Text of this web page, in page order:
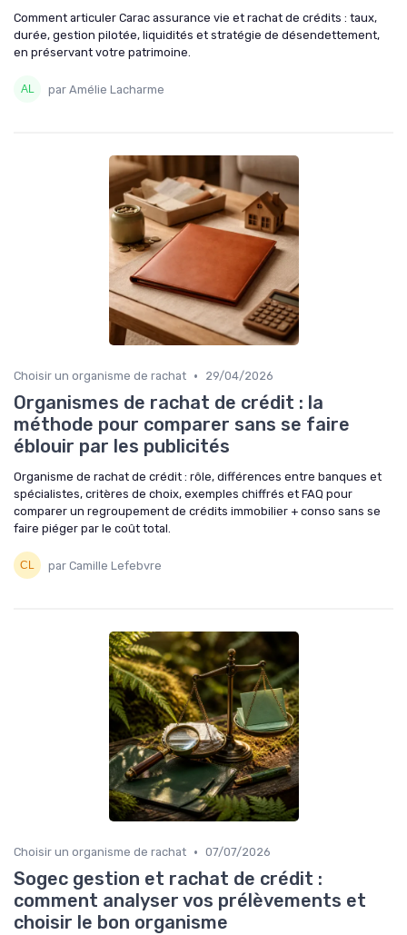
Comment articuler Carac assurance vie et rachat de crédits : taux,
durée, gestion pilotée, liquidités et stratégie de désendettement,
en préservant votre patrimoine.
par Amélie Lacharme
Choisir un organisme de rachat • 29/04/2026
Organismes de rachat de crédit : la
méthode pour comparer sans se faire
éblouir par les publicités
Organisme de rachat de crédit : rôle, différences entre banques et
spécialistes, critères de choix, exemples chiffrés et FAQ pour
comparer un regroupement de crédits immobilier + conso sans se
faire piéger par le coût total.
par Camille Lefebvre
Choisir un organisme de rachat • 07/07/2026
Sogec gestion et rachat de crédit :
comment analyser vos prélèvements et
choisir le bon organisme